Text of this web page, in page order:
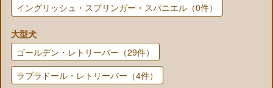
イングリッシュ・スプリンガー・スパニエル（0件）
大型犬
ゴールデン・レトリーバー（29件）
ラブラドール・レトリーバー（4件）